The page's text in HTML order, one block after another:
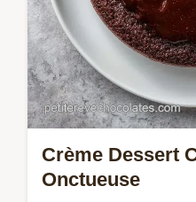
Crème Dessert
Onctueuse